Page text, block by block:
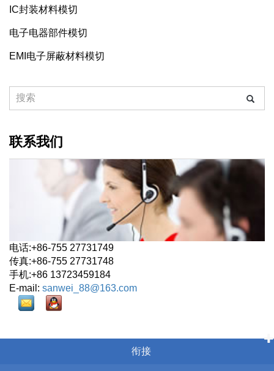
IC封装材料模切
电子电器部件模切
EMI电子屏蔽材料模切
联系我们
电话:+86-755 27731749
传真:+86-755 27731748
手机:+86 13723459184
E-mail: sanwei_88@163.com
衔接